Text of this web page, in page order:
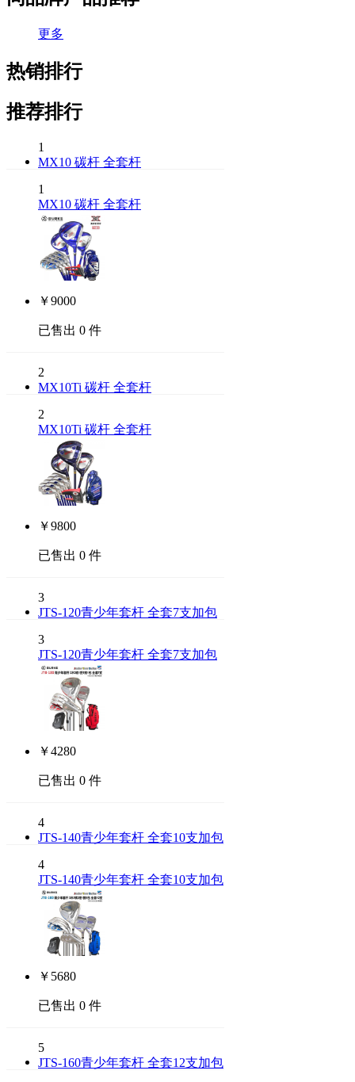
更多
热销排行
推荐排行
1
MX10 碳杆 全套杆
1
MX10 碳杆 全套杆
￥9000
已售出 0 件
2
MX10Ti 碳杆 全套杆
2
MX10Ti 碳杆 全套杆
￥9800
已售出 0 件
3
JTS-120青少年套杆 全套7支加包
3
JTS-120青少年套杆 全套7支加包
￥4280
已售出 0 件
4
JTS-140青少年套杆 全套10支加包
4
JTS-140青少年套杆 全套10支加包
￥ 5680
已售出 0 件
5
JTS-160青少年套杆 全套12支加包